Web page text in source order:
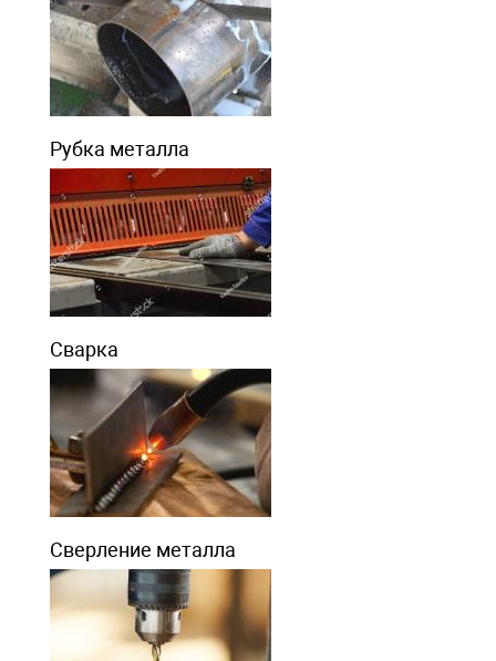
Рубка металла
Сварка
Сверление металла